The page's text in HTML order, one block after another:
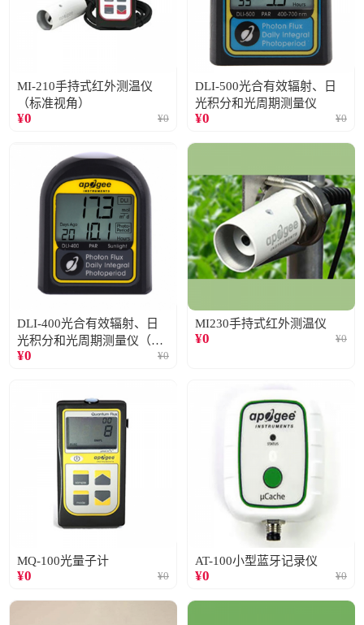
MI-210手持式红外测温仪
（标准视角）
¥0 ¥0
DLI-500光合有效辐射、日
光积分和光周期测量仪
¥0 ¥0
DLI-400光合有效辐射、日
光积分和光周期测量仪（仅
阳光）
¥0 ¥0
MI230手持式红外测温仪
¥0 ¥0
MQ-100光量子计
¥0 ¥0
AT-100小型蓝牙记录仪
¥0 ¥0